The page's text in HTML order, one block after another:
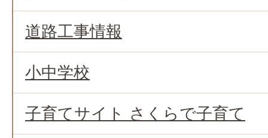
道路工事情報
小中学校
子育てサイト さくらで子育て